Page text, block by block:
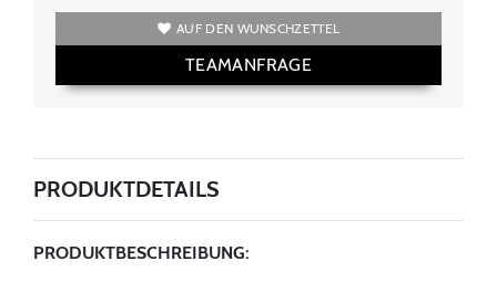
AUF DEN WUNSCHZETTEL
TEAMANFRAGE
PRODUKTDETAILS
PRODUKTBESCHREIBUNG: